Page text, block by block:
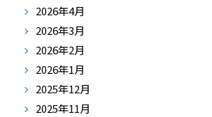
2026年4月
2026年3月
2026年2月
2026年1月
2025年12月
2025年11月